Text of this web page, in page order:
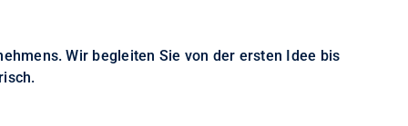
Wir begleiten Sie von der ersten Idee bis